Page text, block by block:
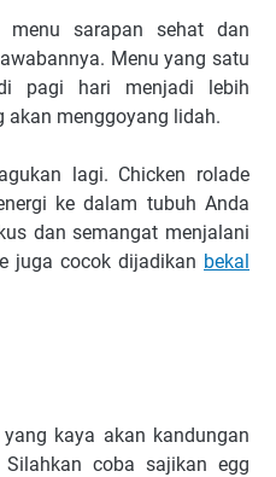
sarapan sehat dan
Menu yang satu
pagi hari menjadi lebih
akan menggoyang lidah.
lagi. Chicken rolade
ke dalam tubuh Anda
dan semangat menjalani
juga cocok dijadikan bekal
kaya akan kandungan
coba sajikan egg